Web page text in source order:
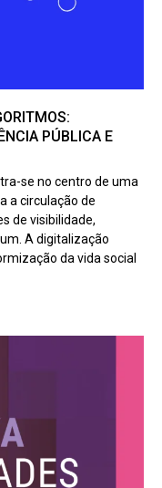
PÚBLICA E
se no centro de uma
a circulação de
de visibilidade,
A digitalização
da vida social